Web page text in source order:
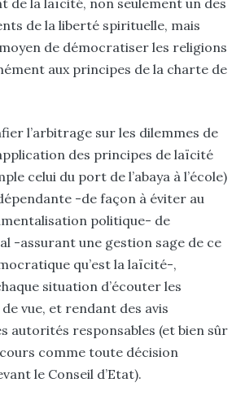
de la laïcité, non seulement un des
de la liberté spirituelle, mais
de démocratiser les religions
aux principes de la charte de
l’arbitrage sur les dilemmes de
des principes de laïcité
celui du port de l’abaya à l’école)
-de façon à éviter au
politique- de
-assurant une gestion sage de ce
qu’est la laïcité-,
situation d’écouter les
vue, et rendant des avis
autorités responsables (et bien sûr
comme toute décision
le Conseil d’Etat).